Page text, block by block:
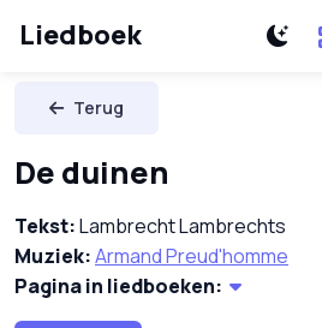
Liedboek
Terug
De duinen
Tekst:Lambrecht Lambrechts
Muziek:Armand Preud'homme
Pagina in liedboeken: